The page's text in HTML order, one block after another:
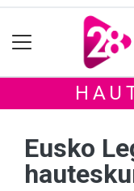
Eusko